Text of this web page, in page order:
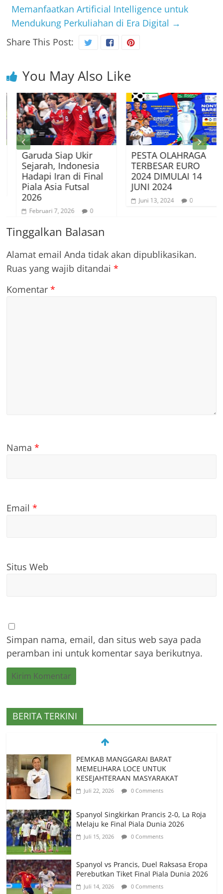
Memanfaatkan Artificial Intelligence untuk
Mendukung Perkuliahan di Era Digital →
Share This Post:
You May Also Like
Garuda Siap Ukir
Sejarah, Indonesia
Hadapi Iran di Final
Piala Asia Futsal
2026
Februari 7, 2026 0
PESTA OLAHRAGA
TERBESAR EURO
2024 DIMULAI 14
JUNI 2024
Juni 13, 2024 0
Tinggalkan Balasan
Alamat email Anda tidak akan dipublikasikan.
Ruas yang wajib ditandai*
Komentar*
Nama*
Email*
Situs Web
Simpan nama, email, dan situs web saya pada
peramban ini untuk komentar saya berikutnya.
BERITA TERKINI
Spanyol Singkirkan Prancis 2-0, La Roja
Melaju ke Final Piala Dunia 2026
Juli 15, 2026 0 Comments
Perebutkan Tiket Final Piala Dunia 2026
untuk Mendukung Perkuliahan di Era
Digital
Juni 10, 2026 0 Comments